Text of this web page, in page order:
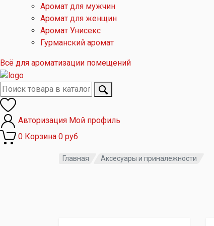
Аромат для мужчин
Аромат для женщин
Аромат Унисекс
Гурманский аромат
Всё для ароматизации помещений
Авторизация Мой профиль
0 Корзина 0 руб
Главная Аксесуары и приналежности